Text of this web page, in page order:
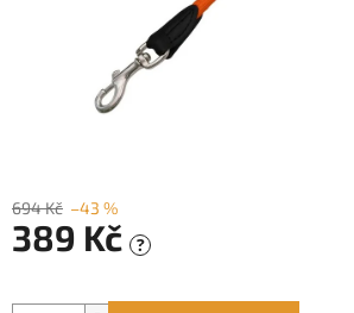
694 Kč –43 %
389 Kč ?
cena: